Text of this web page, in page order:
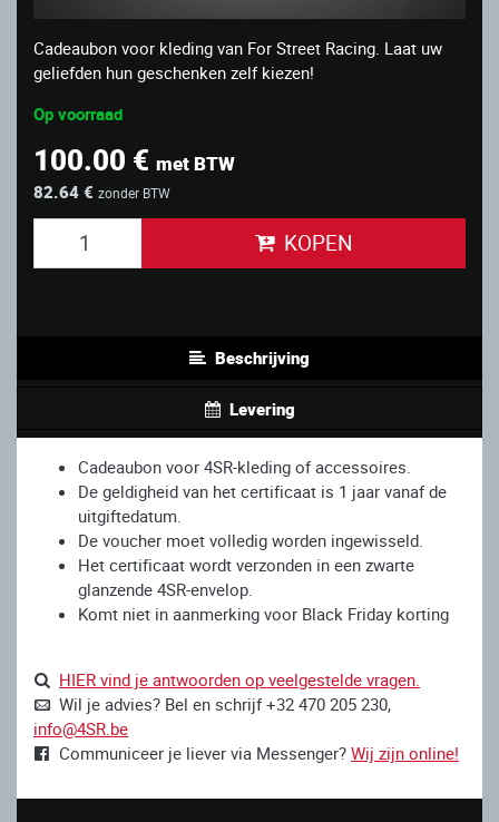
Cadeaubon voor kleding van For Street Racing. Laat uw
geliefden hun geschenken zelf kiezen!
Op voorraad
100.00 € met BTW
82.64 € zonder BTW
KOPEN
Beschrijving
Levering
Cadeaubon voor 4SR-kleding of accessoires.
De geldigheid van het certificaat is 1 jaar vanaf de
uitgiftedatum.
De voucher moet volledig worden ingewisseld.
Het certificaat wordt verzonden in een zwarte
glanzende 4SR-envelop.
Komt niet in aanmerking voor Black Friday korting
HIER vind je antwoorden op veelgestelde vragen.
Wil je advies? Bel en schrijf +32 470 205 230,
info@4SR.be
Communiceer je liever via Messenger? Wij zijn online!